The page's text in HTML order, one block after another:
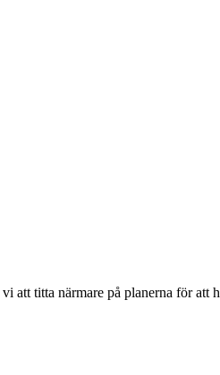
titta närmare på planerna för att